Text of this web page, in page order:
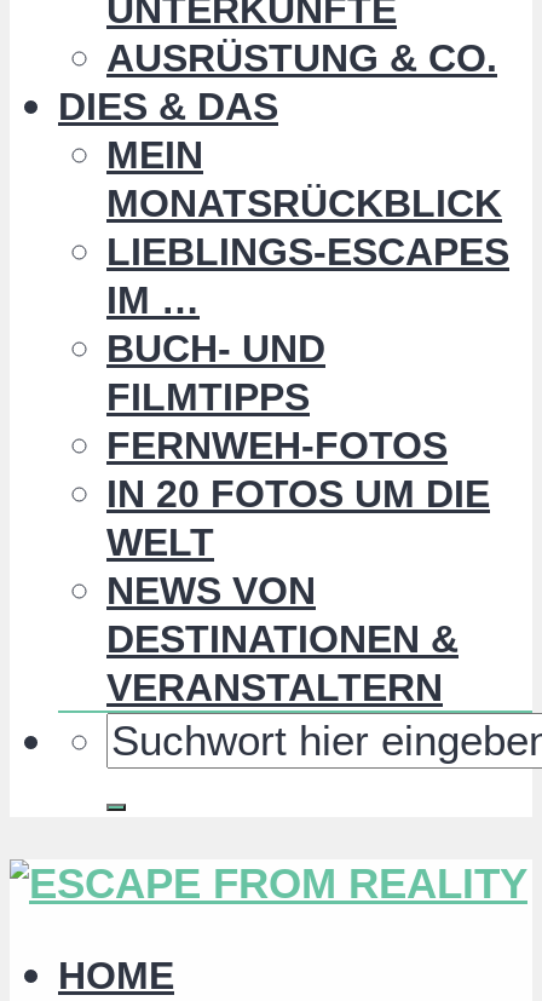
UNTERKÜNFTE
AUSRÜSTUNG & CO.
DIES & DAS
MEIN
MONATSRÜCKBLICK
LIEBLINGS-ESCAPES
IM …
BUCH- UND
FILMTIPPS
FERNWEH-FOTOS
IN 20 FOTOS UM DIE
WELT
NEWS VON
DESTINATIONEN &
VERANSTALTERN
HOME